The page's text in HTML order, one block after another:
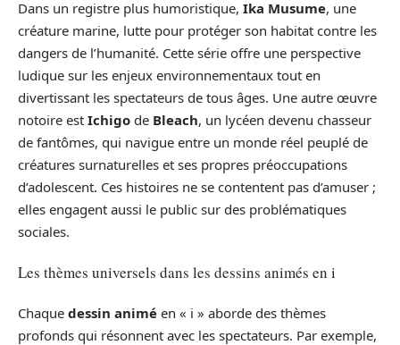
Dans un registre plus humoristique, Ika Musume, une
créature marine, lutte pour protéger son habitat contre les
dangers de l’humanité. Cette série offre une perspective
ludique sur les enjeux environnementaux tout en
divertissant les spectateurs de tous âges. Une autre œuvre
notoire est Ichigo de Bleach, un lycéen devenu chasseur
de fantômes, qui navigue entre un monde réel peuplé de
créatures surnaturelles et ses propres préoccupations
d’adolescent. Ces histoires ne se contentent pas d’amuser ;
elles engagent aussi le public sur des problématiques
sociales.
Les thèmes universels dans les dessins animés en i
Chaque dessin animé en « i » aborde des thèmes
profonds qui résonnent avec les spectateurs. Par exemple,